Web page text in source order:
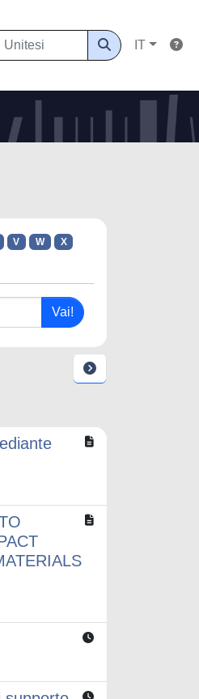
IT
V W
X